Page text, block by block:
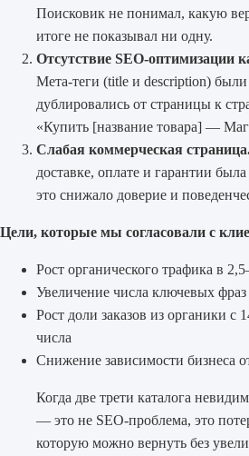
Поисковик не понимал, какую
итоге не показывал ни одну.
Отсутствие SEO-оптимизации
Мета-теги (title и description)
дублировались от страницы к
«Купить [название товара] —
Слабая коммерческая
доставке, оплате и гарантии
это снижало доверие и
Цели, которые мы согласовали с
Рост органического трафика в
Увеличение числа ключевых
Рост доли заказов из органики с
числа
Снижение зависимости бизнеса
Когда две трети каталога
— это не SEO-проблема, это
которую можно вернуть без